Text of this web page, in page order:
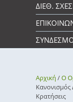
ΔΙΕΘ.
Αρχική /Ο
Κανονισμός
Κρατήσεις